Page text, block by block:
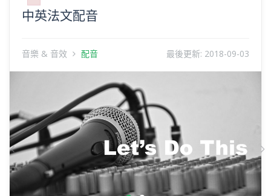
中英法文配音
音樂 & 音效 配音 最後更新: 2018-09-03
Failed to initialize plugin: wplink